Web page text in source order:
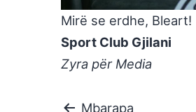
Mirë se erdhe, Bleart!
Sport Club Gjilani
Zyra për Media
Mbarapa